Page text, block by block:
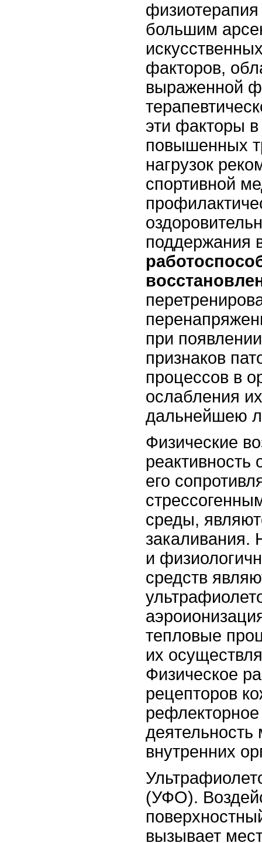
физиотерапия
большим
факторов,
выраженной
эти факторы
повышенных
нагрузок
спортивной
поддержания
при
признаков
процессов в
ослабления
дальнейшею
Физические
его
среды,
закаливания.
и
средств
тепловые
их
Физическое
рецепторов
внутренних
(УФО).
вызывает